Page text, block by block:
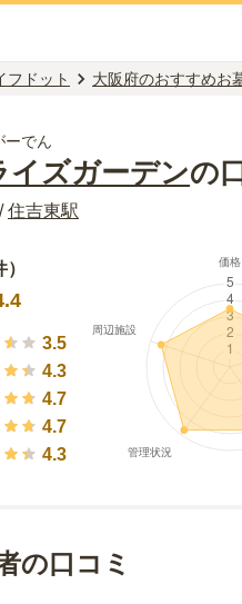
フドット 大阪府のおすすめお
ーでん
イズガーデンの
/住吉東駅
3.5
4.3
4.7
4.7
4.3
の口コミ